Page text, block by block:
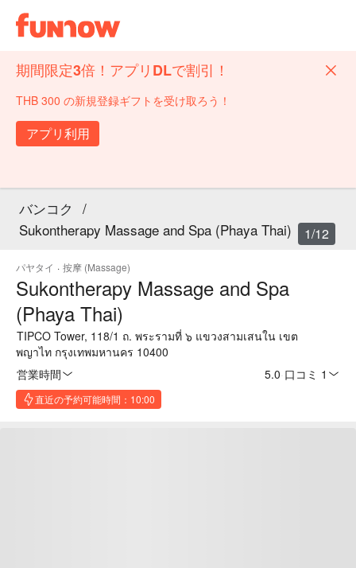
期間限定3倍！アプリDLで割引！
THB 300 の新規登録ギフトを受け取ろう！
アプリ利用
バンコク /
Sukontherapy Massage and Spa (Phaya Thai)
パヤタイ · 按摩 (Massage)
Sukontherapy Massage and Spa
(Phaya Thai)
TIPCO Tower, 118/1 ถ. พระรามที่ ๖ แขวงสามเสนใน เขต
พญาไท กรุงเทพมหานคร 10400
営業時間
5.0 口コミ 1
直近の予約可能時間：10:00
1/12